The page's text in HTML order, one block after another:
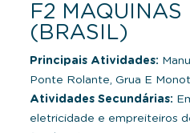
F2 MAQUINAS
(BRASIL)
Principais Atividades:
Ponte Rolante, Grua E
Atividades Secundárias:
eletricidade e empreiteiros